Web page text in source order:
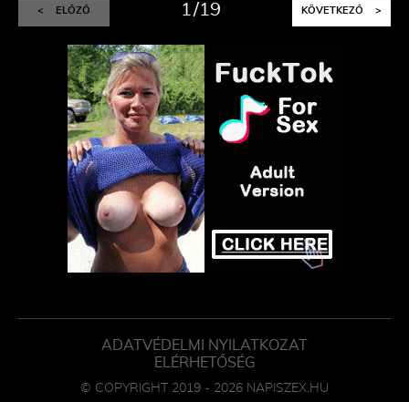
< ELŐZŐ 1 19 KÖVETKEZŐ >
ADATVÉDELMI NYILATKOZAT
ELÉRHETŐSÉG
© COPYRIGHT 2019 - 2026 NAPISZEX.HU